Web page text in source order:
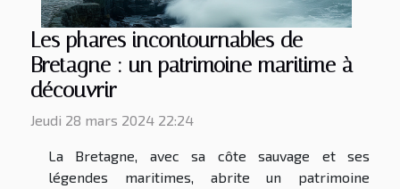
Les phares incontournables de
Bretagne : un patrimoine maritime à
découvrir
Jeudi 28 mars 2024 22:24
La Bretagne, avec sa côte sauvage et ses
légendes maritimes, abrite un patrimoine